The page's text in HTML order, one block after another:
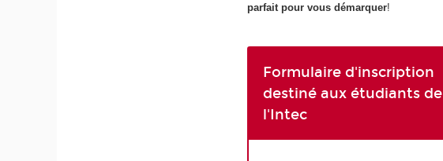
parfait pour vous démarquer!
Formulaire d'inscription
destiné aux étudiants de
l'Intec